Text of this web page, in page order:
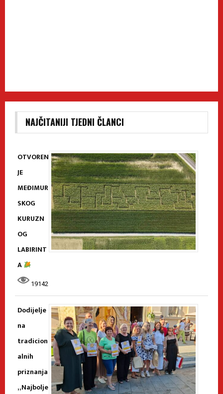
NAJČITANIJI TJEDNI ČLANCI
OTVOREN
JE
MEĐIMUR
SKOG
KURUZN
OG
LABIRINT
A
19142
Dodijelje
na
tradicion
alnih
priznanja
„Najbolje